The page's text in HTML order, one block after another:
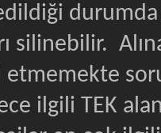
durumda
silinebilir.
ilgili TEK